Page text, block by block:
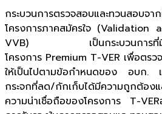
กระบวนการตรวจสอบและทวนสอบจา
โครงการภาคสมัครใจ
VVB) เป็นกระบวนการที่มีคว
โครงการ Premium T-VER เพื่อตรว
ให้เป็นไปตามข้อกำหนดของ อบก.
กระจกที่ลด/กักเก็บได้มีความถูกต้อง
ความน่าเชื่อถือของโครงการ T-